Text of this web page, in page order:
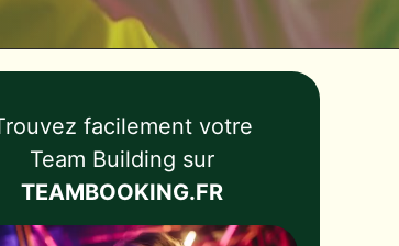
facilement votre
Team Building sur
TEAMBOOKING.FR